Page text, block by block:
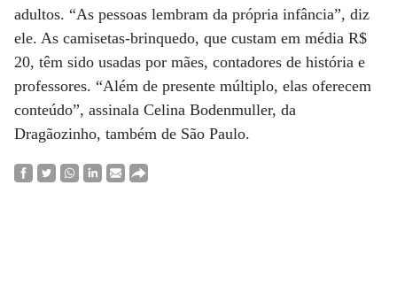
adultos. “As pessoas lembram da própria infância”, diz
ele. As camisetas-brinquedo, que custam em média R$
20, têm sido usadas por mães, contadores de história e
professores. “Além de presente múltiplo, elas oferecem
conteúdo”, assinala Celina Bodenmuller, da
Dragãozinho, também de São Paulo.